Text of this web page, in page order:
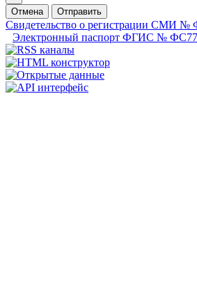
Отмена
Отправить
Свидетельство о регистрации СМИ №
Электронный паспорт ФГИС №